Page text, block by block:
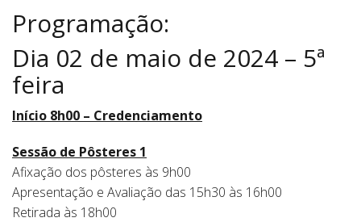
Programação:
Dia 02 de maio de 2024 – 5ª
feira
Início 8h00 – Credenciamento
Sessão de Pôsteres 1
Afixação dos pôsteres às 9h00
Apresentação e Avaliação das 15h30 às 16h00
Retirada às 18h00